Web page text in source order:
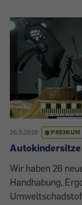
26.5.2026 PREMIUM
Autokindersitze
Wir haben 26
Handhabung,